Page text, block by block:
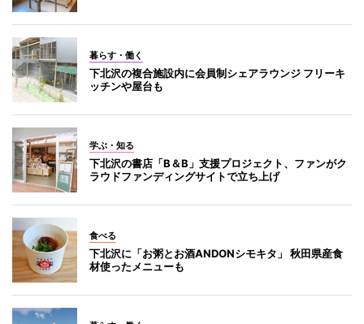
暮らす・働く
下北沢の複合施設内に会員制シェアラウンジ フリーキ
ッチンや屋台も
学ぶ・知る
下北沢の書店「B＆B」支援プロジェクト、ファンがク
ラウドファンディングサイトで立ち上げ
食べる
下北沢に「お粥とお酒ANDONシモキタ」 秋田県産食
材使ったメニューも